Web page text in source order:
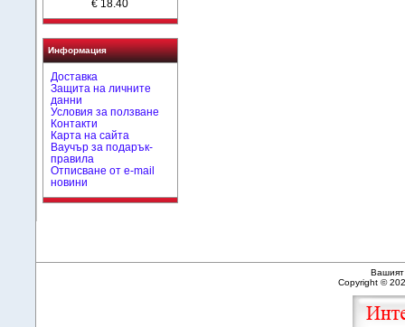
€ 18.40
Информация
Доставка
Защита на личните
данни
Условия за ползване
Контакти
Карта на сайта
Ваучър за подарък-
правила
Отписване от e-mail
новини
Copyright ©